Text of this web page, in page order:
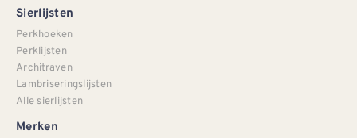
Sierlijsten
Perkhoeken
Perklijsten
Architraven
Lambriseringslijsten
Alle sierlijsten
Merken